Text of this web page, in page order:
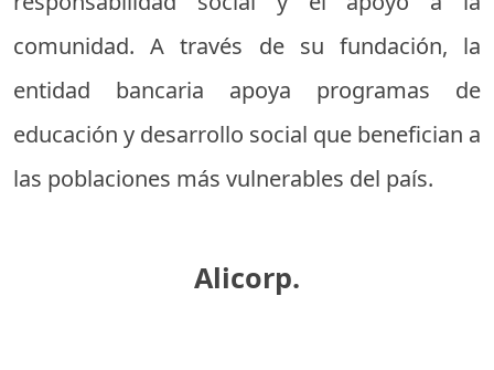
comunidad. A través de su fundación, la
entidad bancaria apoya programas de
educación y desarrollo social que benefician a
las poblaciones más vulnerables del país.
Alicorp.